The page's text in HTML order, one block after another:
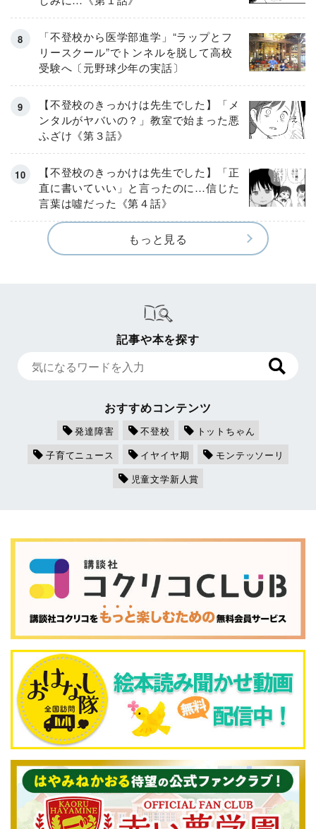
「不登校から医学部進学」“ラップとフ
リースクール”でトンネルを脱して高校
受験へ〔元野球少年の実話〕
【不登校のきっかけは先生でした】「メ
ンタルがヤバいの？」教室で始まった悪
ふざけ《第３話》
【不登校のきっかけは先生でした】「正
直に書いていい」と言ったのに…信じた
言葉は噓だった《第４話》
もっと見る
記事や本を探す
おすすめコンテンツ
発達障害 不登校
トットちゃん
子育てニュース
イヤイヤ期
モンテッソーリ
児童文学新人賞